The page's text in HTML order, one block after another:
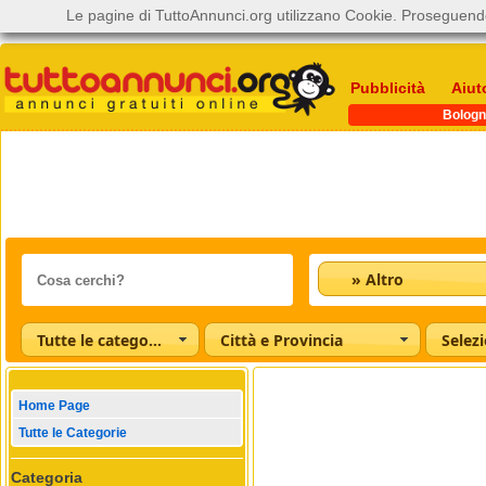
Pubblicità
» Altro
Tutte le categorie Città e Provincia
Home Page
Tutte le Categorie
Categoria
Le pagine di TuttoAnnunci.org utilizzano Cookie.